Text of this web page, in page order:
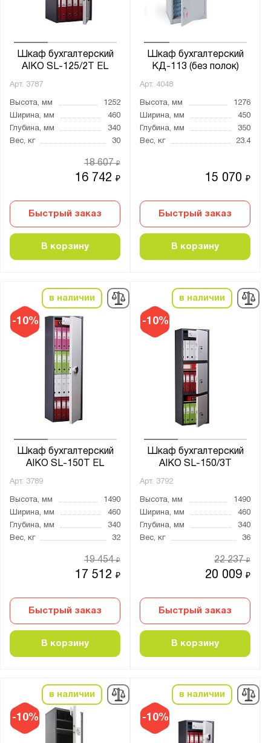
Шкаф бухгалтерский
AIKO SL-125/2Т EL
Арт. 3787
Высота, мм
1252
Ширина, мм
460
Глубина, мм
340
Вес, кг
30
16 742₽
18 607₽
Быстрый заказ
В корзину
Шкаф бухгалтерский
КД-113 (без полок)
Арт. 4048
Высота, мм
1276
Ширина, мм
450
Глубина, мм
350
Вес, кг
23.4
15 070₽
Быстрый заказ
В корзину
-10%
в наличии
Шкаф бухгалтерский
AIKO SL-150Т EL
Арт. 3789
Высота, мм
1490
Ширина, мм
460
Глубина, мм
340
Вес, кг
32
17 512₽
19 454₽
Быстрый заказ
В корзину
-10%
в наличии
Шкаф бухгалтерский
AIKO SL-150/3Т
Арт. 3792
Высота, мм
1490
Ширина, мм
460
Глубина, мм
340
Вес, кг
36
20 009₽
22 237₽
Быстрый заказ
В корзину
-10%
в наличии
-10%
в наличии